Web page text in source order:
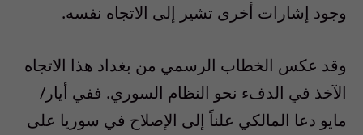
وجود إشارات أخرى تشير إلى الاتجاه نفسه.
وقد عكس الخطاب الرسمي من بغداد هذا الاتجاه
الآخذ في الدفء نحو النظام السوري. ففي أيار/
مايو دعا المالكي علناً إلى الإصلاح في سوريا على